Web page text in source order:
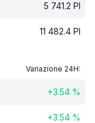
5 741.2 PI
11 482.4 PI
Variazione 24H:
+3.54 %
+3.54 %